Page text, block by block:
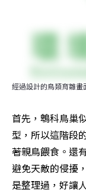
經過設計的鳥類育雛畫
首先，鵯科鳥巢
型，所以這階段
著親鳥餵食。還
避免天敵的侵擾
是整理過，好讓